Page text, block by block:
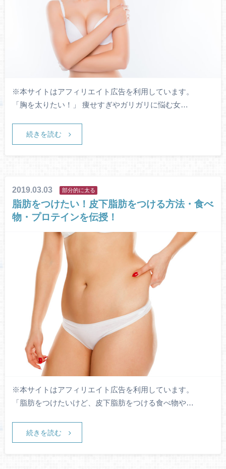
※本サイトはアフィリエイト広告を利用しています。
「胸を太りたい！」 痩せすぎやガリガリに悩む女…
続きを読む
2019.03.03 部分的に太る
脂肪をつけたい！皮下脂肪をつける方法・食べ
物・プロテインを伝授！
※本サイトはアフィリエイト広告を利用しています。
「脂肪をつけたいけど、皮下脂肪をつける食べ物や…
続きを読む